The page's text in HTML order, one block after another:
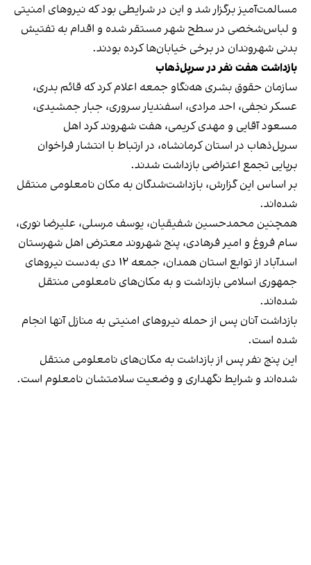
مسالمت‌آمیز برگزار شد و این در شرایطی بود که نیروهای امنیتی
و لباس‌شخصی در سطح شهر مستقر شده و اقدام به تفتیش
بدنی شهروندان در برخی خیابان‌ها کرده بودند.
بازداشت هفت نفر در سرپل‌ذهاب
سازمان حقوق بشری هه‌نگاو جمعه اعلام کرد که قائم بدری،
عسکر نجفی، احد مرادی، اسفندیار سروری، جبار جمشیدی،
مسعود آقایی و مهدی کریمی، هفت شهروند کرد اهل
سرپل‌ذهاب در استان کرمانشاه، در ارتباط با انتشار فراخوان
برپایی تجمع اعتراضی بازداشت شدند.
بر اساس این گزارش، بازداشت‌شدگان به مکان نامعلومی منتقل
شده‌اند.
همچنین محمدحسین شفیقیان، یوسف مرسلی، علیرضا نوری،
سام فروغ و امیر فرهادی، پنج شهروند معترض اهل شهرستان
اسدآباد از توابع استان همدان، جمعه ۱۲ دی به‌دست نیروهای
جمهوری اسلامی بازداشت و به مکان‌های نامعلومی منتقل
شده‌اند.
بازداشت آنان پس از حمله نیروهای امنیتی به منازل آنها انجام
شده است.
این پنج نفر پس از بازداشت به مکان‌های نامعلومی منتقل
شده‌اند و شرایط نگهداری و وضعیت سلامتشان نامعلوم است.